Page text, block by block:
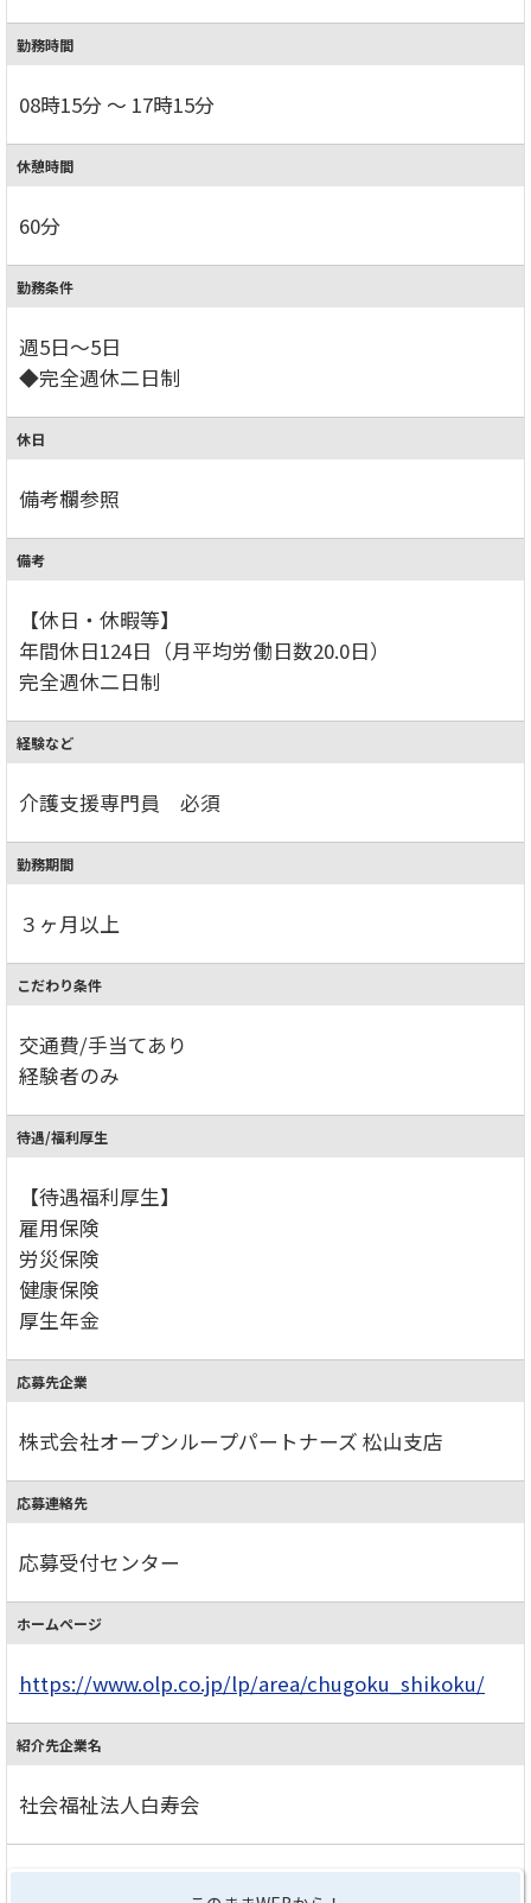
勤務時間
08時15分 ～ 17時15分
休憩時間
60分
勤務条件
週5日～5日
◆完全週休二日制
休日
備考欄参照
備考
【休日・休暇等】
年間休日124日（月平均労働日数20.0日）
完全週休二日制
経験など
介護支援専門員 必須
勤務期間
３ヶ月以上
こだわり条件
交通費/手当てあり
経験者のみ
待遇/福利厚生
【待遇福利厚生】
雇用保険
労災保険
健康保険
厚生年金
応募先企業
株式会社オープンループパートナーズ 松山支店
応募連絡先
応募受付センター
ホームページ
https://www.olp.co.jp/lp/area/chugoku_shikoku/
紹介先企業名
社会福祉法人白寿会